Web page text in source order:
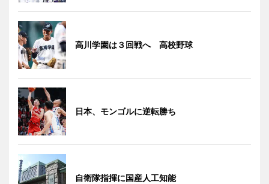
高川学園は３回戦へ 高校野球
日本、モンゴルに逆転勝ち
自衛隊指揮に国産人工知能